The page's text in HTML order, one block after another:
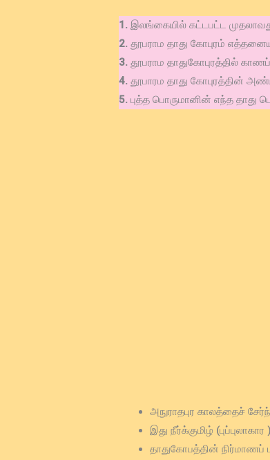
1. இலங்கையில் கட்டபட்ட
2.தூபராம தாது கோபுரம்
3.தூபராம தாதுகோபுரத்தில்
4.தூபாரம தாது கோபுரத்தின்
5.புத்த பொருமானின் எந்த தாது
அநுராதபுர காலத்தைச்
இது நீர்க்குமிழ்
தாதுகோபத்தின் நிர்மாணப்